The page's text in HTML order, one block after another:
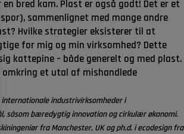
bred kam. Plast er også godt! Det er et
sammenlignet med mange andre
Hvilke strategier eksisterer til at
for mig og min virksomhed? Dette
kattepine – både generelt og med plast.
et utal af mishandlede
industrivirksomheder i
såsom bæredygtig innovation og cirkulær økonomi.
fra Manchester, UK og ph.d. i ecodesign fra